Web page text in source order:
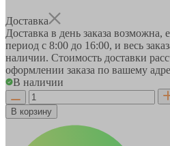
Доставка
Доставка в день заказа возможна,
период с 8:00 до 16:00, и весь
наличии. Стоимость доставки
оформлении заказа по вашему
В наличии
В корзину